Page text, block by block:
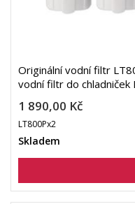
Originální vodní filtr
vodní filtr do chladniček
1 890,00 Kč
LT800Px2
Skladem